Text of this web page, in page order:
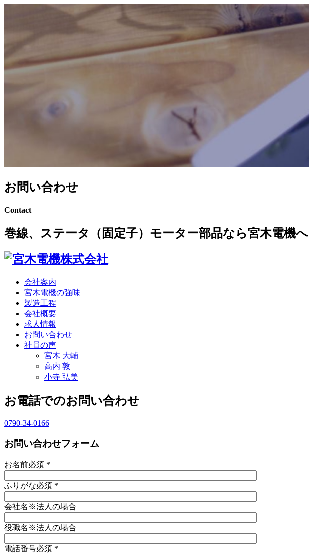
お問い合わせ
Contact
巻線、ステータ（固定子）モーター部品なら宮木電機へ
会社案内
宮木電機の強味
製造工程
会社概要
求人情報
お問い合わせ
社員の声
宮木 大輔
高内 敦
小寺 弘美
お電話でのお問い合わせ
0790-34-0166
お問い合わせフォーム
お名前必須 *
ふりがな必須 *
会社名 ※法人の場合
役職名 ※法人の場合
電話番号必須 *